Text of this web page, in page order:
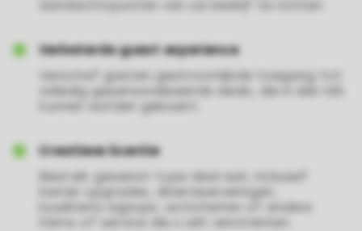
Verbeterde guest experience
Verschaf gasten gestroomlijnde toegang tot
volledig gepersonaliseerde deals, die in één klik
kunnen worden geboekt.
Creatieve licentie
Bied elk gewenst type deal aan, inclusief
kamer-upgrades, dinerreserveringen,
loyaliteits-signups, activiteiten of andere
items of service die u wilt verstrekken.